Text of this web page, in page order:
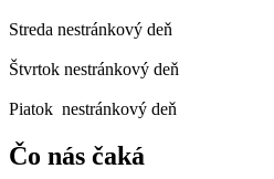
Streda nestránkový deň
Štvrtok nestránkový deň
Piatok nestránkový deň
Čo nás čaká